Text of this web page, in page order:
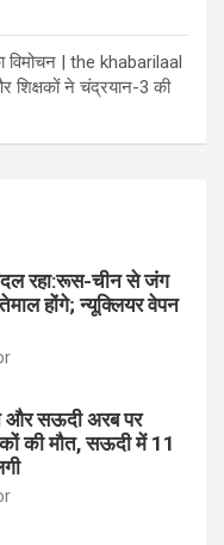
विमोचन | the khabarilaal
शिक्षकों ने चंद्रयान-3 की
रहा:रूस-चीन से जंग
होंगे; न्यूक्लियर वेपन
और सऊदी अरब पर
की मौत, सऊदी में 11